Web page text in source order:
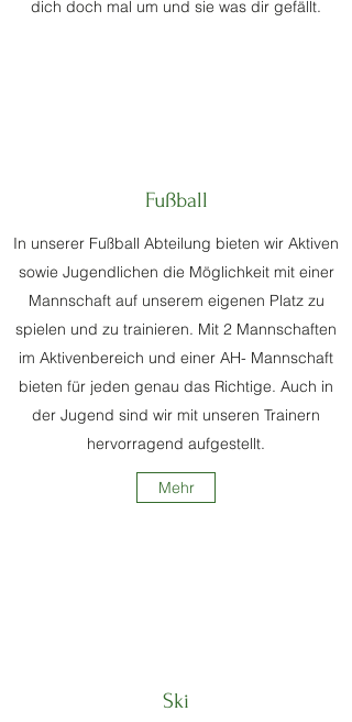
dich doch mal um und sie was dir gefällt.
Fußball
In unserer Fußball Abteilung bieten wir Aktiven
sowie Jugendlichen die Möglichkeit mit einer
Mannschaft auf unserem eigenen Platz zu
spielen und zu trainieren. Mit 2 Mannschaften
im Aktivenbereich und einer AH- Mannschaft
bieten für jeden genau das Richtige. Auch in
der Jugend sind wir mit unseren Trainern
hervorragend aufgestellt.
Mehr
Ski